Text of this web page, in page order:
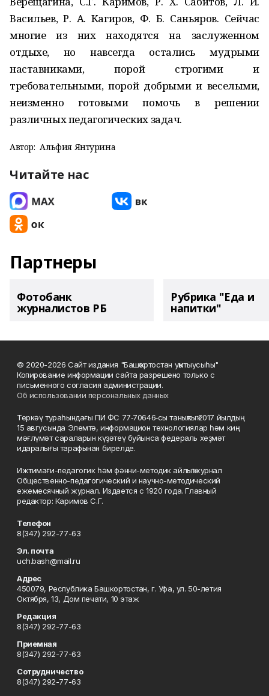
Васильев, Р. А. Кагиров, Ф. Б. Саньяров. Сейчас
многие из них находятся на заслуженном
отдыхе, но навсегда остались мудрыми
наставниками, порой строгими и
требовательными, порой добрыми и веселыми,
неизменно готовыми помочь в решении
различных педагогических задач.
Автор: Альфия Янтурина
Читайте нас
Партнеры
Фотобанк
журналистов РБ
Рубрика "Еда и
напитки"
© 2020-2026 Сайт издания "Башҡортостан уҡытыусыһы"
Копирование информации сайта разрешено только с
письменного согласия администрации.
Об использовании персональных данных
Теркәү тураһындағы ПИ ФС 77‑70646‑сы таныҡлыҡ 2017 йылдың
15 авгусында Элемтә, информацион технологиялар һәм киң
мәғлүмәт сараларын күҙәтеү буйынса федераль хеҙмәт
идаралығы тарафынан бирелде.
Ижтимағи-педагогик һәм фәнни-методик айлыҡ журнал
Общественно-педагогический и научно-методический
ежемесячный журнал. Издается с 1920 года. Главный
редактор: Каримов С.Г.
Телефон
8(347) 292-77-63
Эл. почта
uch.bash@mail.ru
Адрес
450079, Республика Башкортостан, г. Уфа, ул. 50-летия
Октября, 13, Дом печати, 10 этаж
Редакция
8(347) 292-77-63
Приемная
8(347) 292-77-63
Сотрудничество
8(347) 292-77-63